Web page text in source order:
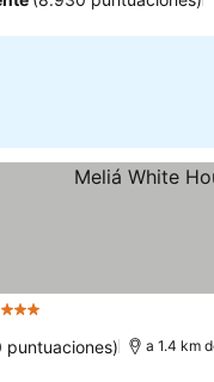
puntuaciones) a 1.4 km